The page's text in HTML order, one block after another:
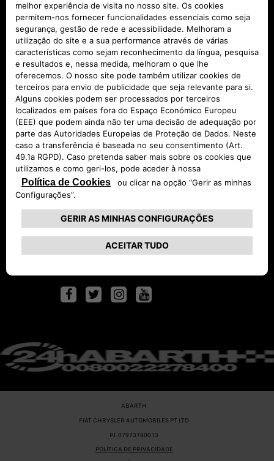
Promoções
Em stock
Agendar um test drive
Proposta
Spoticar
Retoma
Siga-nos nas redes
sociais
ABARTH
FIAT CHRYSLER AUTOMOBILES PT LTD
P.I. 07973780013
POLÍTICA DE PRIVACIDADE